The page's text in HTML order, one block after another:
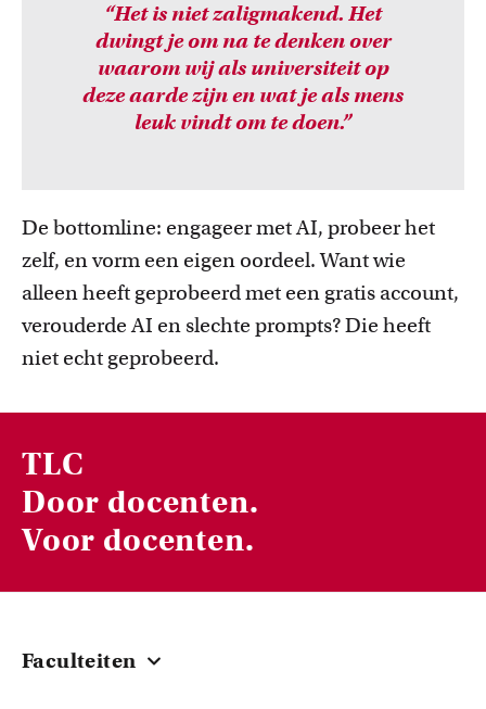
“Het is niet zaligmakend. Het
dwingt je om na te denken over
waarom wij als universiteit op
deze aarde zijn en wat je als mens
leuk vindt om te doen.”
De bottomline: engageer met AI, probeer het
zelf, en vorm een eigen oordeel. Want wie
alleen heeft geprobeerd met een gratis account,
verouderde AI en slechte prompts? Die heeft
niet echt geprobeerd.
TLC
Door docenten.
Voor docenten.
Faculteiten